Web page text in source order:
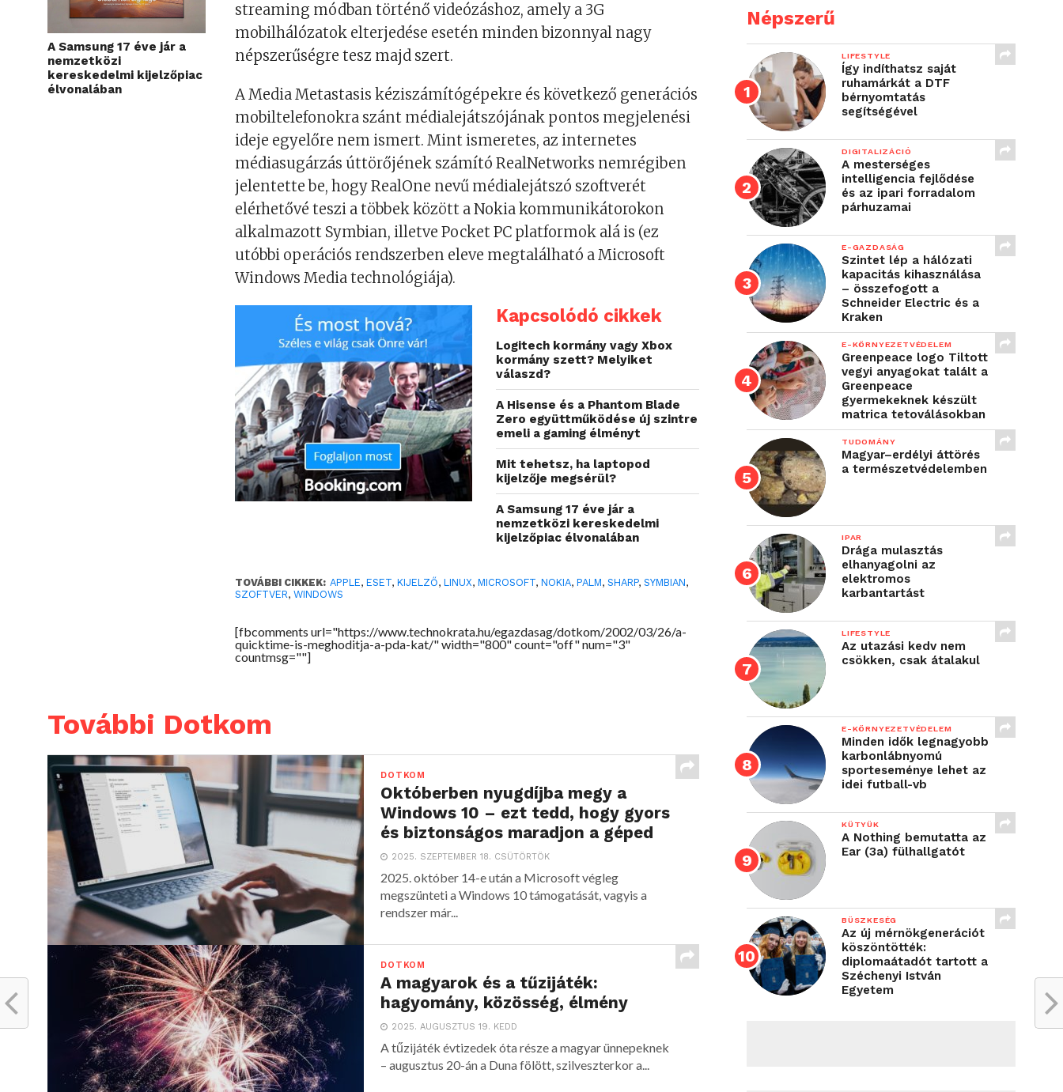
A Samsung 17 éve jár a
nemzetközi
kereskedelmi kijelzőpiac
élvonalában
streaming módban történő videózáshoz, amely a 3G
mobilhálózatok elterjedése esetén minden bizonnyal nagy
népszerűségre tesz majd szert.
A Media Metastasis kéziszámítógépekre és következő generációs
mobiltelefonokra szánt médialejátszójának pontos megjelenési
ideje egyelőre nem ismert. Mint ismeretes, az internetes
médiasugárzás úttörőjének számító RealNetworks nemrégiben
jelentette be, hogy RealOne nevű médialejátszó szoftverét
elérhetővé teszi a többek között a Nokia kommunikátorokon
alkalmazott Symbian, illetve Pocket PC platformok alá is (ez
utóbbi operációs rendszerben eleve megtalálható a Microsoft
Windows Media technológiája).
Kapcsolódó cikkek
Logitech kormány vagy Xbox
kormány szett? Melyiket
válaszd?
A Hisense és a Phantom Blade
Zero együttműködése új szintre
emeli a gaming élményt
Mit tehetsz, ha laptopod
kijelzője megsérül?
A Samsung 17 éve jár a
nemzetközi kereskedelmi
kijelzőpiac élvonalában
TOVÁBBI CIKKEK: APPLE,ESET,KIJELZŐ,LINUX,MICROSOFT,NOKIA,PALM,SHARP,SYMBIAN,
SZOFTVER,WINDOWS
[fbcomments url="https://www.technokrata.hu/egazdasag/dotkom/2002/03/26/a-
quicktime-is-meghoditja-a-pda-kat/" width="800" count="off" num="3"
countmsg=""]
További Dotkom
DOTKOM
Októberben nyugdíjba megy a
Windows 10 – ezt tedd, hogy gyors
és biztonságos maradjon a géped
2025. SZEPTEMBER 18. CSÜTÖRTÖK
2025. október 14-e után a Microsoft végleg
megszünteti a Windows 10 támogatását, vagyis a
rendszer már...
DOTKOM
A magyarok és a tűzijáték:
hagyomány, közösség, élmény
2025. AUGUSZTUS 19. KEDD
A tűzijáték évtizedek óta része a magyar ünnepeknek
– augusztus 20-án a Duna fölött, szilveszterkor a...
Népszerű
LIFESTYLE
Így indíthatsz saját
ruhamárkát a DTF
bérnyomtatás
segítségével
DIGITALIZÁCIÓ
A mesterséges
intelligencia fejlődése
és az ipari forradalom
párhuzamai
E-GAZDASÁG
Szintet lép a hálózati
kapacitás kihasználása
– összefogott a
Schneider Electric és a
Kraken
E-KÖRNYEZETVÉDELEM
Greenpeace logo Tiltott
vegyi anyagokat talált a
Greenpeace
gyermekeknek készült
matrica tetoválásokban
TUDOMÁNY
Magyar–erdélyi áttörés
a természetvédelemben
IPAR
Drága mulasztás
elhanyagolni az
elektromos
karbantartást
LIFESTYLE
Az utazási kedv nem
csökken, csak átalakul
E-KÖRNYEZETVÉDELEM
Minden idők legnagyobb
karbonlábnyomú
sporteseménye lehet az
idei futball-vb
KÜTYÜK
A Nothing bemutatta az
Ear (3a) fülhallgatót
BÜSZKESÉG
Az új mérnökgenerációt
köszöntötték:
diplomaátadót tartott a
Széchenyi István
Egyetem